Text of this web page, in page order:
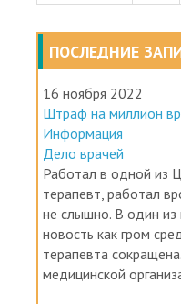
ПОСЛЕДНИЕ
16 ноября 2022
Штраф на миллион
Информация
Дело врачей
Работал в одной из
терапевт, работал
не слышно. В один из
новость как гром
терапевта
медицинской